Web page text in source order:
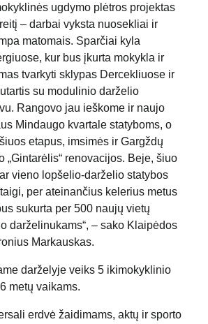
ugdymo plėtros projektas
– darbai vyksta nuosekliai ir
matomais. Sparčiai kyla
kur bus įkurta mokykla ir
tvarkyti sklypas Dercekliuose ir
su modulinio darželio
Rangovo jau ieškome ir naujo
Mindaugo kvartale statyboms, o
etapus, imsimės ir Gargždų
„Gintarėlis“ renovacijos. Beje, šiuo
vieno lopšelio-darželio statybos
per ateinančius kelerius metus
sukurta per 500 naujų vietų
darželinukams“, – sako Klaipėdos
Markauskas.
darželyje veiks 5 ikimokyklinio
metų vaikams.
erdvė žaidimams, aktų ir sporto